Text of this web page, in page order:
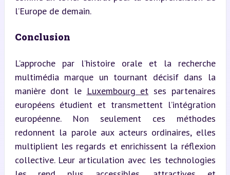
l’Europe de demain.
Conclusion
L’approche par l’histoire orale et la recherche
multimédia marque un tournant décisif dans la
manière dont le Luxembourg et ses partenaires
européens étudient et transmettent l’intégration
européenne. Non seulement ces méthodes
redonnent la parole aux acteurs ordinaires, elles
multiplient les regards et enrichissent la réflexion
collective. Leur articulation avec les technologies